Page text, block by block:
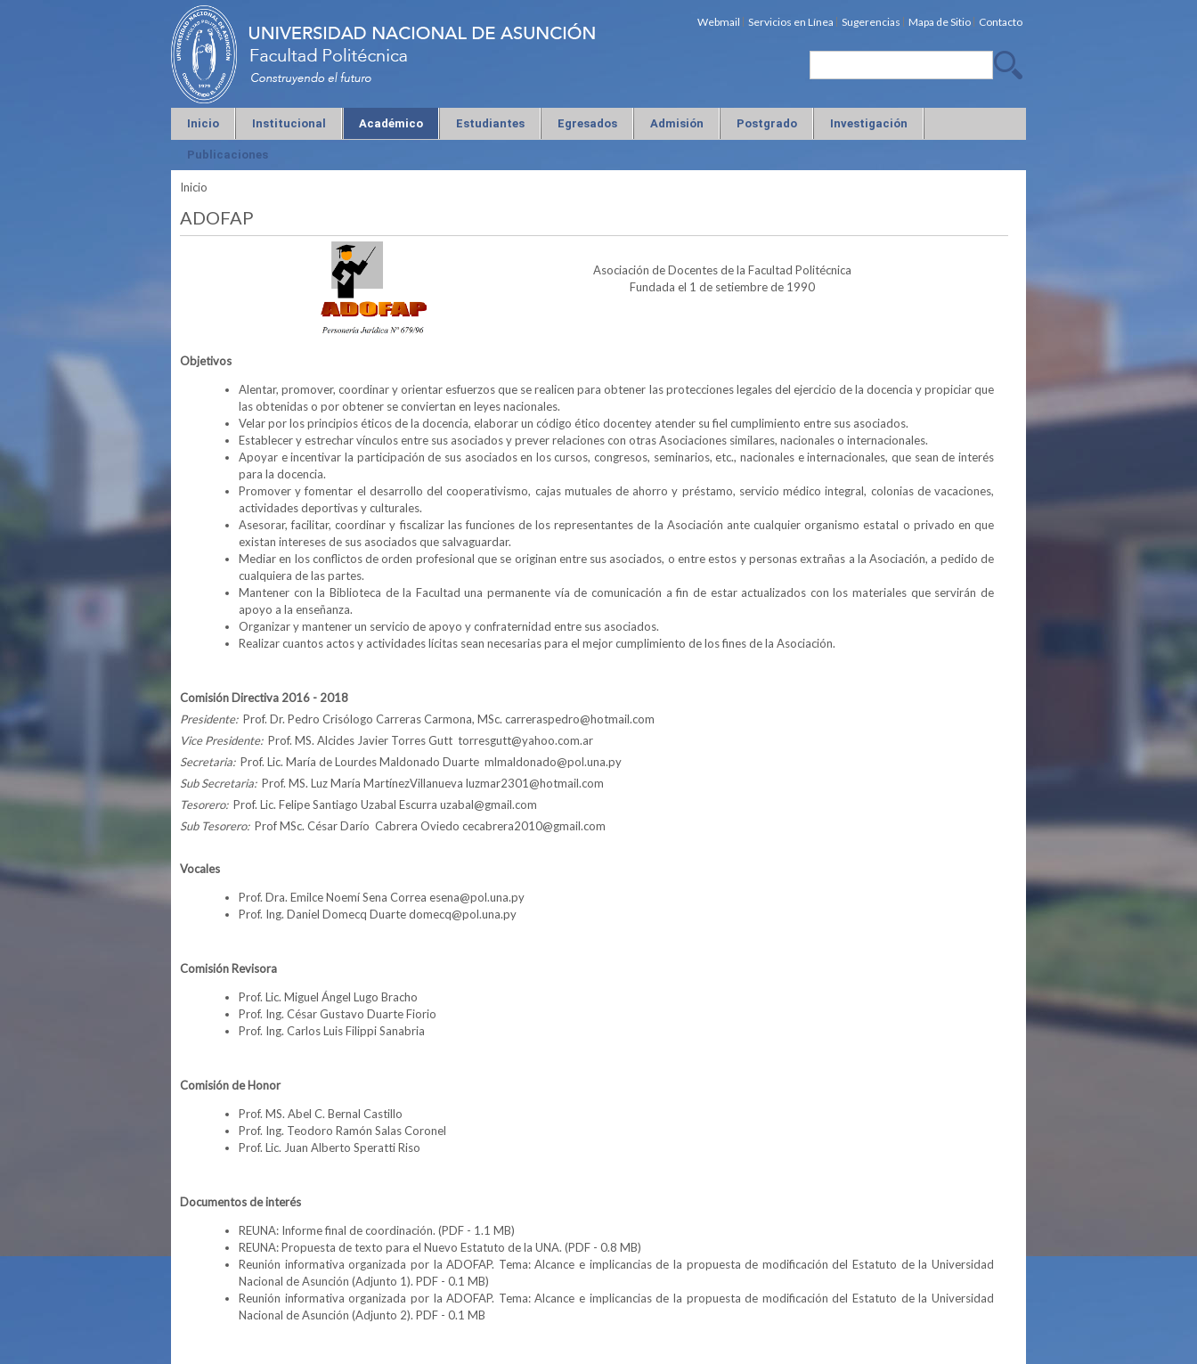
Webmail Servicios en Línea Sugerencias Mapa de Sitio Contacto
Inicio Institucional Académico Estudiantes Egresados Admisión Postgrado Investigación
Publicaciones
Se encuentra usted aquí
Inicio
ADOFAP
Asociación de Docentes de la Facultad Politécnica
Fundada el 1 de setiembre de 1990
Objetivos
Alentar, promover, coordinar y orientar esfuerzos que se realicen para obtener las protecciones legales del ejercicio de la docencia y propiciar que
las obtenidas o por obtener se conviertan en leyes nacionales.
Velar por los principios éticos de la docencia, elaborar un código ético docentey atender su fiel cumplimiento entre sus asociados.
Establecer y estrechar vínculos entre sus asociados y prever relaciones con otras Asociaciones similares, nacionales o internacionales.
Apoyar e incentivar la participación de sus asociados en los cursos, congresos, seminarios, etc., nacionales e internacionales, que sean de interés
para la docencia.
Promover y fomentar el desarrollo del cooperativismo, cajas mutuales de ahorro y préstamo, servicio médico integral, colonias de vacaciones,
actividades deportivas y culturales.
Asesorar, facilitar, coordinar y fiscalizar las funciones de los representantes de la Asociación ante cualquier organismo estatal o privado en que
existan intereses de sus asociados que salvaguardar.
Mediar en los conflictos de orden profesional que se originan entre sus asociados, o entre estos y personas extrañas a la Asociación, a pedido de
cualquiera de las partes.
Mantener con la Biblioteca de la Facultad una permanente vía de comunicación a fin de estar actualizados con los materiales que servirán de
apoyo a la enseñanza.
Organizar y mantener un servicio de apoyo y confraternidad entre sus asociados.
Realizar cuantos actos y actividades lícitas sean necesarias para el mejor cumplimiento de los fines de la Asociación.
Comisión Directiva 2016 - 2018
Presidente:Prof. Dr. Pedro Crisólogo Carreras Carmona, MSc. carreraspedro@hotmail.com
Vice Presidente:Prof. MS. Alcides Javier Torres Gutt torresgutt@yahoo.com.ar
Secretaria:Prof. Lic. María de Lourdes Maldonado Duarte mlmaldonado@pol.una.py
Sub Secretaria:Prof. MS. Luz María MartínezVillanueva luzmar2301@hotmail.com
Tesorero:Prof. Lic. Felipe Santiago Uzabal Escurra uzabal@gmail.com
Sub Tesorero:Prof MSc. César Darío Cabrera Oviedo cecabrera2010@gmail.com
Vocales
Prof. Dra. Emilce Noemí Sena Correa esena@pol.una.py
Prof. Ing. Daniel Domecq Duartedomecq@pol.una.py
Comisión Revisora
Prof. Lic. Miguel Ángel Lugo Bracho
Prof. Ing. César Gustavo Duarte Fiorio
Prof. Ing. Carlos Luis Filippi Sanabria
Comisión de Honor
Prof. MS. Abel C. Bernal Castillo
Prof. Ing. Teodoro Ramón Salas Coronel
Prof. Lic. Juan Alberto Speratti Riso
Documentos de interés
REUNA: Informe final de coordinación. (PDF - 1.1 MB)
REUNA: Propuesta de texto para el Nuevo Estatuto de la UNA. (PDF - 0.8 MB)
Reunión informativa organizada por la ADOFAP. Tema: Alcance e implicancias de la propuesta de modificación del Estatuto de la Universidad
Nacional de Asunción (Adjunto 1). PDF - 0.1 MB)
Reunión informativa organizada por la ADOFAP. Tema: Alcance e implicancias de la propuesta de modificación del Estatuto de la Universidad
Nacional de Asunción (Adjunto 2). PDF - 0.1 MB